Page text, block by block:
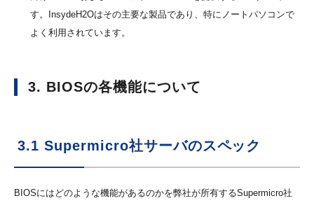
す。InsydeH2Oはその主要な製品であり、特にノートパソコンで
よく利用されています。
3. BIOSの各機能について
3.1 Supermicro社サーバのスペック
BIOSにはどのような機能があるのかを弊社が所有するSupermicro社